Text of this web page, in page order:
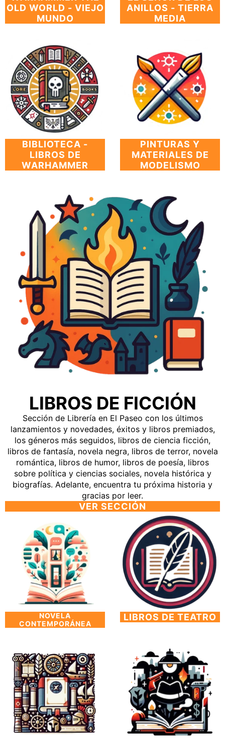
OLD WORLD - VIEJO
MUNDO
ANILLOS - TIERRA
MEDIA
BIBLIOTECA -
LIBROS DE
WARHAMMER
PINTURAS Y
MATERIALES DE
MODELISMO
LIBROS DE FICCIÓN
Sección de Librería en El Paseo con los últimos
lanzamientos y novedades, éxitos y libros premiados,
los géneros más seguidos, libros de ciencia ficción,
libros de fantasía, novela negra, libros de terror, novela
romántica, libros de humor, libros de poesía, libros
sobre política y ciencias sociales, novela histórica y
biografías. Adelante, encuentra tu próxima historia y
gracias por leer.
VER SECCIÓN
NOVELA
CONTEMPORÁNEA
LIBROS DE TEATRO